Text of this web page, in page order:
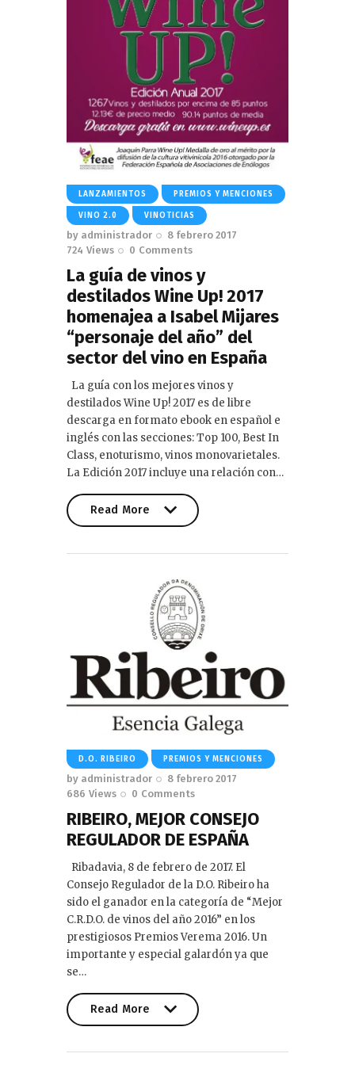
LANZAMIENTOS PREMIOS Y MENCIONES
VINO 2.0 VINOTICIAS
by administrador
8 febrero 2017
724 Views 0 Comments
La guía de vinos y
destilados Wine Up! 2017
homenajea a Isabel Mijares
“personaje del año” del
sector del vino en España
La guía con los mejores vinos y
destilados Wine Up! 2017 es de libre
descarga en formato ebook en español e
inglés con las secciones: Top 100, Best In
Class, enoturismo, vinos monovarietales.
La Edición 2017 incluye una relación con…
Read More
D.O. RIBEIRO PREMIOS Y MENCIONES
by administrador
8 febrero 2017
686 Views 0 Comments
RIBEIRO, MEJOR CONSEJO
REGULADOR DE ESPAÑA
Ribadavia, 8 de febrero de 2017. El
Consejo Regulador de la D.O. Ribeiro ha
sido el ganador en la categoría de “Mejor
C.R.D.O. de vinos del año 2016” en los
prestigiosos Premios Verema 2016. Un
importante y especial galardón ya que
se…
Read More